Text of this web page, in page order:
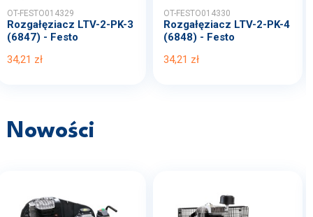
OT-FESTO014329
Rozgałęziacz LTV-2-PK-3
(6847) - Festo
34,21 zł
OT-FESTO014330
Rozgałęziacz LTV-2-PK-4
(6848) - Festo
34,21 zł
Nowości